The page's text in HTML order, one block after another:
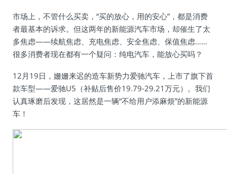
市场上，不管什么买卖，“买的放心，用的安心”，都是消费
者最基本的诉求。但这两年的新能源汽车市场，却催生了太
多焦虑——续航焦虑、充电焦虑、安全焦虑、保值焦虑……
很多消费者现在都有一个疑问：纯电汽车，能放心买吗？
12月19日，姗姗来迟的造车新势力爱驰汽车，上市了旗下首
款车型——爱驰U5（补贴后售价19.79-29.21万元）。我们
认真琢磨后发现，这居然是一辆“不给用户添麻烦”的新能源
车！